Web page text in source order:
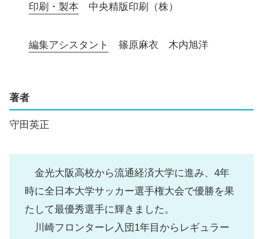
印刷・製本 中央精版印刷（株）
編集アシスタント 篠原麻衣 木内旭洋
著者
守田英正
金光大阪高校から流通経済大学に進み、4年
時に全日本大学サッカー選手権大会で優勝を果
たして最優秀選手に輝きました。
川崎フロンターレ入団1年目からレギュラー